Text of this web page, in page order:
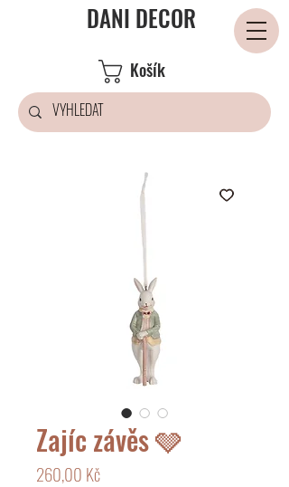
Košík
DANI DECOR
Zajíc závěs 🩶
260,00 KčCena